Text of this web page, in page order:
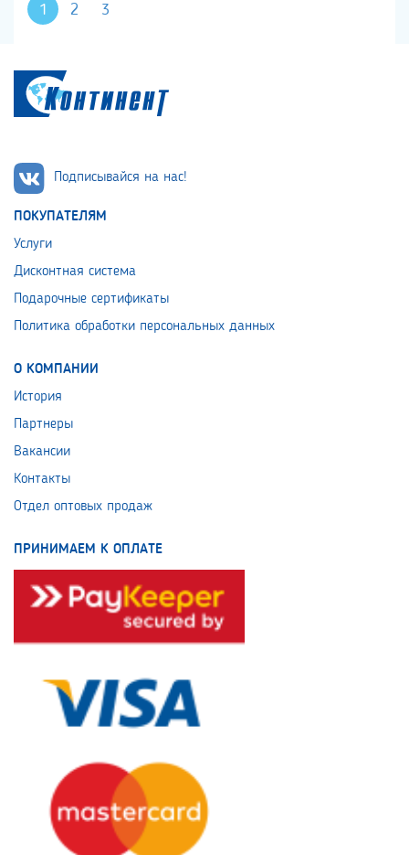
1 2 3
Подписывайся на нас!
ПОКУПАТЕЛЯМ
Услуги
Дисконтная система
Подарочные сертификаты
Политика обработки персональных данных
О КОМПАНИИ
История
Партнеры
Вакансии
Контакты
Отдел оптовых продаж
ПРИНИМАЕМ К ОПЛАТЕ